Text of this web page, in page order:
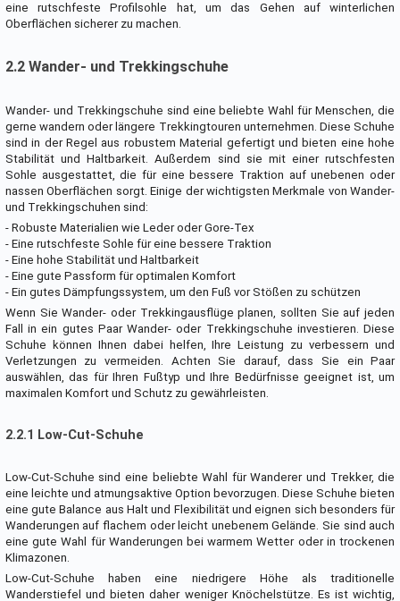
eine rutschfeste Profilsohle hat, um das Gehen auf winterlichen
Oberflächen sicherer zu machen.
2.2 Wander- und Trekkingschuhe
Wander- und Trekkingschuhe sind eine beliebte Wahl für Menschen, die
gerne wandern oder längere Trekkingtouren unternehmen. Diese Schuhe
sind in der Regel aus robustem Material gefertigt und bieten eine hohe
Stabilität und Haltbarkeit. Außerdem sind sie mit einer rutschfesten
Sohle ausgestattet, die für eine bessere Traktion auf unebenen oder
nassen Oberflächen sorgt. Einige der wichtigsten Merkmale von Wander-
und Trekkingschuhen sind:
- Robuste Materialien wie Leder oder Gore-Tex
- Eine rutschfeste Sohle für eine bessere Traktion
- Eine hohe Stabilität und Haltbarkeit
- Eine gute Passform für optimalen Komfort
- Ein gutes Dämpfungssystem, um den Fuß vor Stößen zu schützen
Wenn Sie Wander- oder Trekkingausflüge planen, sollten Sie auf jeden
Fall in ein gutes Paar Wander- oder Trekkingschuhe investieren. Diese
Schuhe können Ihnen dabei helfen, Ihre Leistung zu verbessern und
Verletzungen zu vermeiden. Achten Sie darauf, dass Sie ein Paar
auswählen, das für Ihren Fußtyp und Ihre Bedürfnisse geeignet ist, um
maximalen Komfort und Schutz zu gewährleisten.
2.2.1 Low-Cut-Schuhe
Low-Cut-Schuhe sind eine beliebte Wahl für Wanderer und Trekker, die
eine leichte und atmungsaktive Option bevorzugen. Diese Schuhe bieten
eine gute Balance aus Halt und Flexibilität und eignen sich besonders für
Wanderungen auf flachem oder leicht unebenem Gelände. Sie sind auch
eine gute Wahl für Wanderungen bei warmem Wetter oder in trockenen
Klimazonen.
Low-Cut-Schuhe haben eine niedrigere Höhe als traditionelle
Wanderstiefel und bieten daher weniger Knöchelstütze. Es ist wichtig,